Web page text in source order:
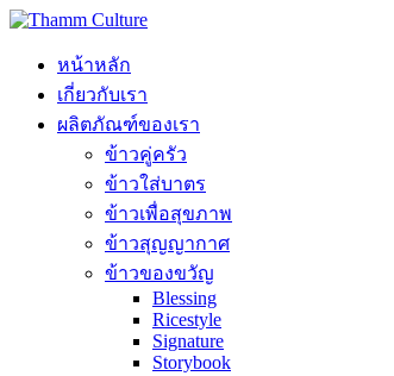
หน้าหลัก
เกี่ยวกับเรา
ผลิตภัณฑ์ของเรา
ข้าวคู่ครัว
ข้าวใส่บาตร
ข้าวเพื่อสุขภาพ
ข้าวสุญญากาศ
ข้าวของขวัญ
Blessing
Ricestyle
Signature
Storybook